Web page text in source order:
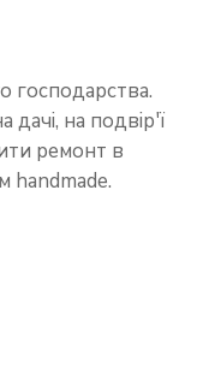
господарства.
на подвір'ї
ремонт в
handmade.